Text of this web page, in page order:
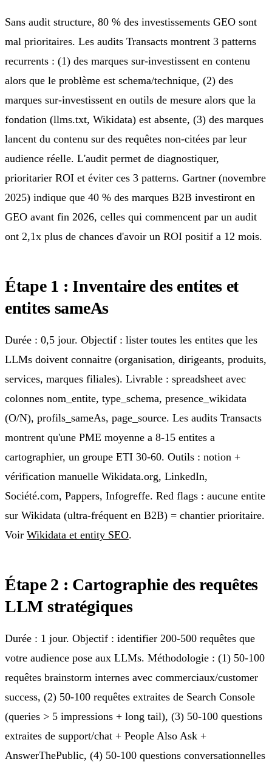
Sans audit structure, 80 % des investissements GEO sont
mal prioritaires. Les audits Transacts montrent 3 patterns
recurrents : (1) des marques sur-investissent en contenu
alors que le problème est schema/technique, (2) des
marques sur-investissent en outils de mesure alors que la
fondation (llms.txt, Wikidata) est absente, (3) des marques
lancent du contenu sur des requêtes non-citées par leur
audience réelle. L'audit permet de diagnostiquer,
prioritarier ROI et éviter ces 3 patterns. Gartner (novembre
2025) indique que 40 % des marques B2B investiront en
GEO avant fin 2026, celles qui commencent par un audit
ont 2,1x plus de chances d'avoir un ROI positif a 12 mois.
Étape 1 : Inventaire des entites et
entites sameAs
Durée : 0,5 jour. Objectif : lister toutes les entites que les
LLMs doivent connaitre (organisation, dirigeants, produits,
services, marques filiales). Livrable : spreadsheet avec
colonnes nom_entite, type_schema, presence_wikidata
(O/N), profils_sameAs, page_source. Les audits Transacts
montrent qu'une PME moyenne a 8-15 entites a
cartographier, un groupe ETI 30-60. Outils : notion +
vérification manuelle Wikidata.org, LinkedIn,
Société.com, Pappers, Infogreffe. Red flags : aucune entite
sur Wikidata (ultra-fréquent en B2B) = chantier prioritaire.
Voir Wikidata et entity SEO.
Étape 2 : Cartographie des requêtes
LLM stratégiques
Durée : 1 jour. Objectif : identifier 200-500 requêtes que
votre audience pose aux LLMs. Méthodologie : (1) 50-100
requêtes brainstorm internes avec commerciaux/customer
success, (2) 50-100 requêtes extraites de Search Console
(queries > 5 impressions + long tail), (3) 50-100 questions
extraites de support/chat + People Also Ask +
AnswerThePublic, (4) 50-100 questions conversationnelles